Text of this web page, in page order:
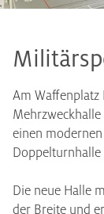
Am
einen
Die neue Halle
der Breite und